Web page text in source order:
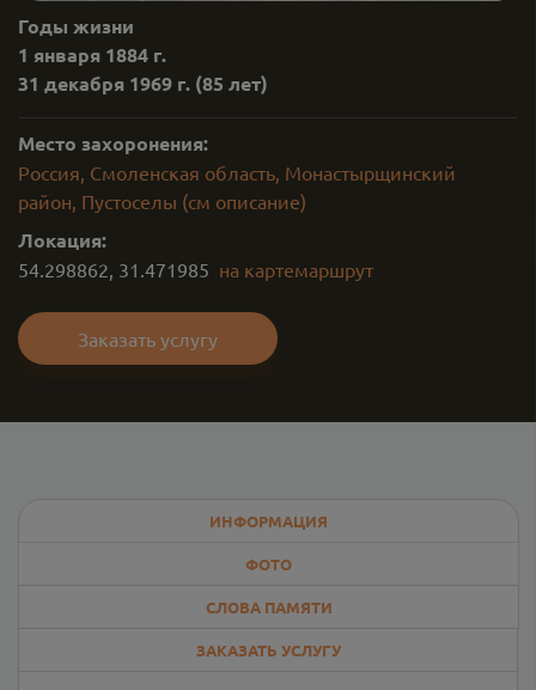
Годы жизни
1 января 1884 г.
31 декабря 1969 г. (85 лет)
Место захоронения:
Россия, Смоленская область, Монастырщинский
район, Пустоселы (см описание)
Локация:
54.298862, 31.471985 на картемаршрут
Заказать услугу
ИНФОРМАЦИЯ
ФОТО
СЛОВА ПАМЯТИ
ЗАКАЗАТЬ УСЛУГУ